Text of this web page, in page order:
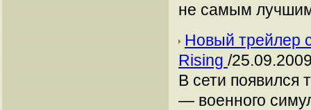
не самым
Новый трейлер
Rising /
В сети появился
— военного